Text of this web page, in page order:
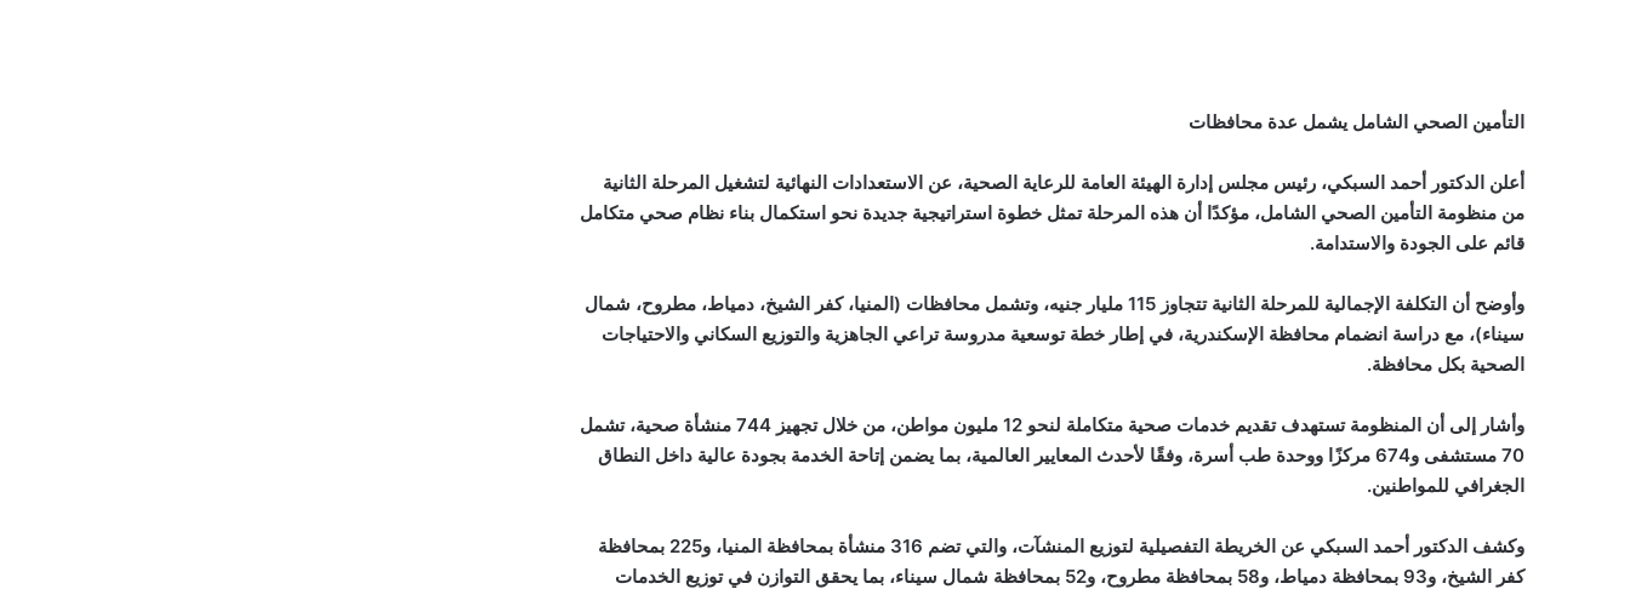
التأمين الصحي الشامل يشمل عدة محافظات
أعلن الدكتور أحمد السبكي، رئيس مجلس إدارة الهيئة العامة للرعاية الصحية، عن الاستعدادات النهائية لتشغيل المرحلة الثانية
من منظومة التأمين الصحي الشامل، مؤكدًا أن هذه المرحلة تمثل خطوة استراتيجية جديدة نحو استكمال بناء نظام صحي متكامل
قائم على الجودة والاستدامة.
وأوضح أن التكلفة الإجمالية للمرحلة الثانية تتجاوز 115 مليار جنيه، وتشمل محافظات (المنيا، كفر الشيخ، دمياط، مطروح، شمال
سيناء)، مع دراسة انضمام محافظة الإسكندرية، في إطار خطة توسعية مدروسة تراعي الجاهزية والتوزيع السكاني والاحتياجات
الصحية بكل محافظة.
وأشار إلى أن المنظومة تستهدف تقديم خدمات صحية متكاملة لنحو 12 مليون مواطن، من خلال تجهيز 744 منشأة صحية، تشمل
70 مستشفى و674 مركزًا ووحدة طب أسرة، وفقًا لأحدث المعايير العالمية، بما يضمن إتاحة الخدمة بجودة عالية داخل النطاق
الجغرافي للمواطنين.
وكشف الدكتور أحمد السبكي عن الخريطة التفصيلية لتوزيع المنشآت، والتي تضم 316 منشأة بمحافظة المنيا، و225 بمحافظة
كفر الشيخ، و93 بمحافظة دمياط، و58 بمحافظة مطروح، و52 بمحافظة شمال سيناء، بما يحقق التوازن في توزيع الخدمات